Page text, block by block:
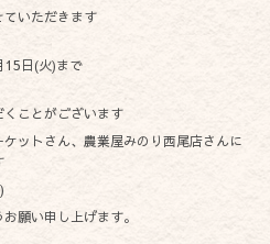
いただきます
15日(火)まで
ことがございます
ットさん、農業屋みのり西尾店さんに
願い申し上げます。